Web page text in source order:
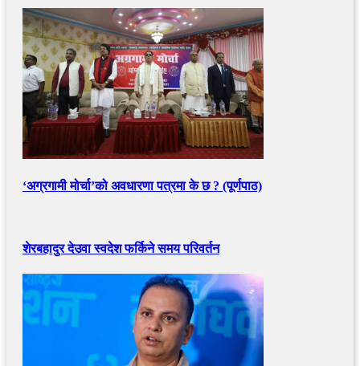
‘अग्रगामी मोर्चा’को अवधारणा पत्रमा के छ ? (पूर्णपाठ)
शेरबहादुर देउवा स्वदेश फर्किने समय परिवर्तन